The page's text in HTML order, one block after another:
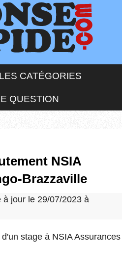
CATÉGORIES
QUESTION
NSIA
Brazzaville
à jour le 29/07/2023 à
stage à NSIA Assurances